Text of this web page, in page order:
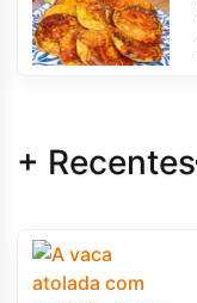
+ Recentes